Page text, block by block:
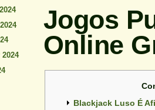
Jogos
Online
Blackjack Luso É